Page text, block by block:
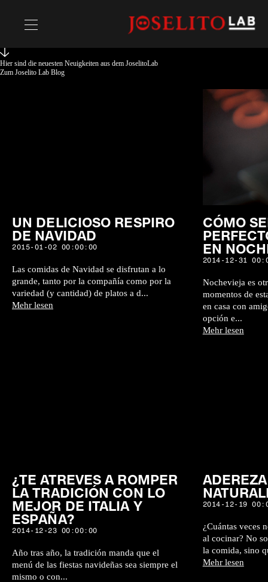
Rezepte
Hier sind die neuesten Neuigkeiten aus dem JoselitoLab
Zum Joselito Lab Blog
UN DELICIOSO RESPIRO
DE NAVIDAD
2015-01-02 00:00:00
Las comidas de Navidad se disfrutan a lo
grande, tanto por la compañía como por la
variedad (y cantidad) de platos a d...
Mehr lesen
CÓMO
EN
2014-12-31
Nochevieja es
momentos de
en casa con
opción e...
Mehr lesen
¿TE ATREVES A ROMPER
LA TRADICIÓN CON LO
MEJOR DE ITALIA Y
ESPAÑA?
2014-12-23 00:00:00
Año tras año, la tradición manda que el
menú de las fiestas navideñas sea siempre el
mismo o con...
ADEREZA
2014-12-19
¿Cuántas veces
al cocinar? No
la comida, sino
Mehr lesen